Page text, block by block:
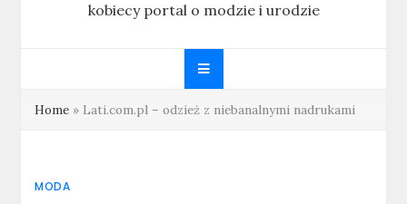
kobiecy portal o modzie i urodzie
Home » Lati.com.pl – odzież z niebanalnymi nadrukami
MODA